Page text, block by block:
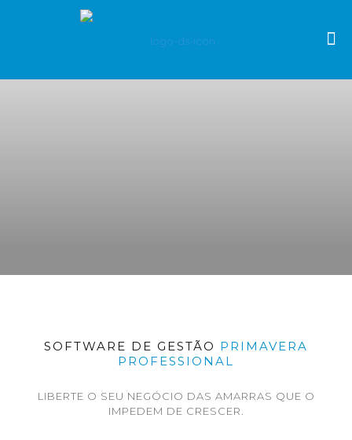
SOFTWARE DE GESTÃO PRIMAVERA
PROFESSIONAL
LIBERTE O SEU NEGÓCIO DAS AMARRAS QUE O
IMPEDEM DE CRESCER.